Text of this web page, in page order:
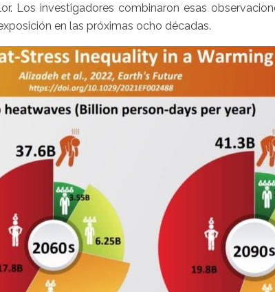
Los investigadores combinaron esas
en las próximas ocho décadas.